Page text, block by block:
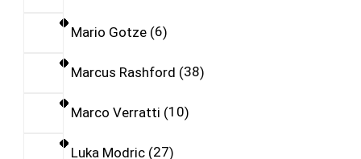
Mario Gotze 6
Marcus Rashford 38
Marco Verratti 10
Luka Modric 27